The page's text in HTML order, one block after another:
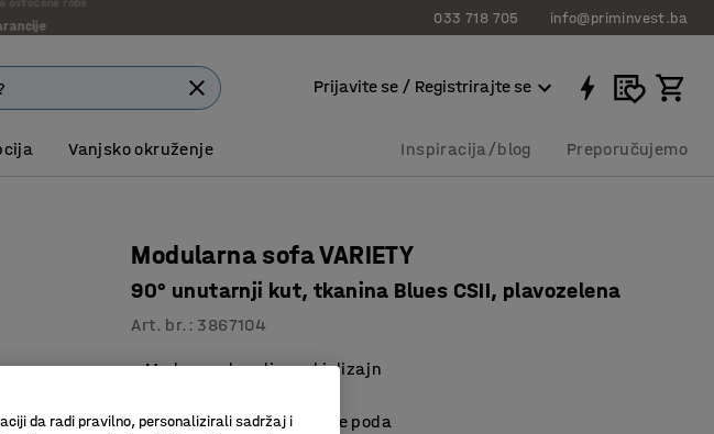
033 718 705 info@priminvest.ba
Prijavite se / Registrirajte se
Vanjsko okruženje Inspiracija/blog Preporučujemo
Modularna sofa VARIETY
90° unutarnji kut, tkanina Blues CSII, plavozelena
Art. br. : 3867104
Moderan skandinavski dizajn
Noge olakšavaju čišćenje poda
da radi pravilno, personalizirali sadržaj i